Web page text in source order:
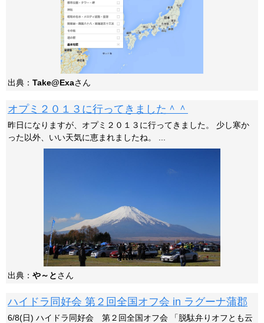
出典： Take@Exaさん
オプミ２０１３に行ってきました＾＾
昨日になりますが、オプミ２０１３に行ってきました。 少し寒か
った以外、いい天気に恵まれましたね。 ...
出典： や～とさん
ハイドラ同好会 第２回全国オフ会 in ラグーナ蒲郡
6/8(日) ハイドラ同好会 第２回全国オフ会 「脱駄弁りオフとも云